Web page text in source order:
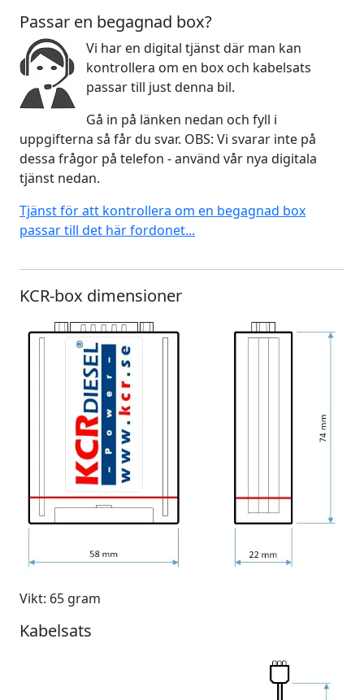
Passar en begagnad box?
Vi har en digital tjänst där man kan
kontrollera om en box och kabelsats
passar till just denna bil.
Gå in på länken nedan och fyll i
uppgifterna så får du svar. OBS: Vi svarar inte på
dessa frågor på telefon - använd vår nya digitala
tjänst nedan.
Tjänst för att kontrollera om en begagnad box
passar till det här fordonet...
KCR-box dimensioner
Vikt: 65 gram
Kabelsats